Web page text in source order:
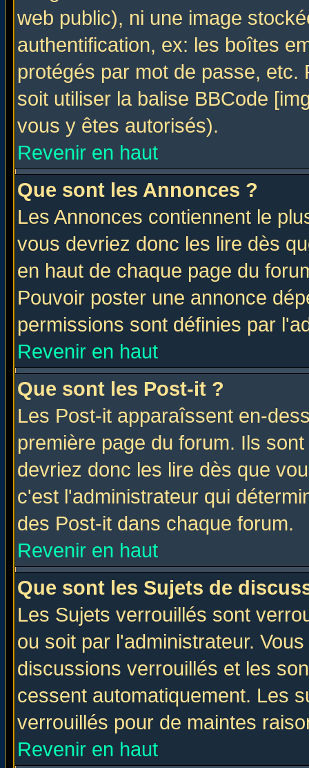
web public), ni une image
authentification, ex: les boîtes
protégés par mot de passe,
soit utiliser la balise BBCode
vous y êtes autorisés).
Revenir en haut
Que sont les Annonces ?
Les Annonces contiennent le
vous devriez donc les lire dès
en haut de chaque page du
Pouvoir poster une annonce
permissions sont définies par
Revenir en haut
Que sont les Post-it ?
Les Post-it apparaîssent en-
première page du forum. Ils
devriez donc les lire dès que
c'est l'administrateur qui
des Post-it dans chaque forum.
Revenir en haut
Que sont les Sujets de
Les Sujets verrouillés sont
ou soit par l'administrateur.
discussions verrouillés et les
cessent automatiquement. Les
verrouillés pour de maintes
Revenir en haut